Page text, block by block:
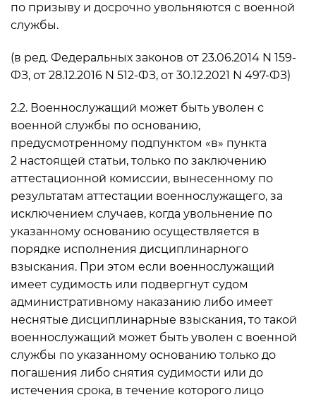
по призыву и досрочно увольняются с военной
службы.
(в ред. Федеральных законов от 23.06.2014 N 159-
ФЗ, от 28.12.2016 N 512-ФЗ, от 30.12.2021 N 497-ФЗ)
2.2. Военнослужащий может быть уволен с
военной службы по основанию,
предусмотренному подпунктом «в» пункта
2 настоящей статьи, только по заключению
аттестационной комиссии, вынесенному по
результатам аттестации военнослужащего, за
исключением случаев, когда увольнение по
указанному основанию осуществляется в
порядке исполнения дисциплинарного
взыскания. При этом если военнослужащий
имеет судимость или подвергнут судом
административному наказанию либо имеет
неснятые дисциплинарные взыскания, то такой
военнослужащий может быть уволен с военной
службы по указанному основанию только до
погашения либо снятия судимости или до
истечения срока, в течение которого лицо